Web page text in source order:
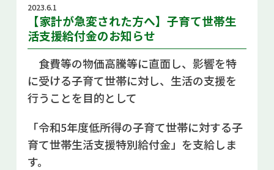
観光・イベント情報
あかいがわ広報
お問い合せ
Select Language▼
2023.6.1
【家計が急変された方へ】子育て世帯生
活支援給付金のお知らせ
食費等の物価高騰等に直面し、影響を特
に受ける子育て世帯に対し、生活の支援を
行うことを目的として
「令和5年度低所得の子育て世帯に対する子
育て世帯生活支援特別給付金」を支給しま
す。